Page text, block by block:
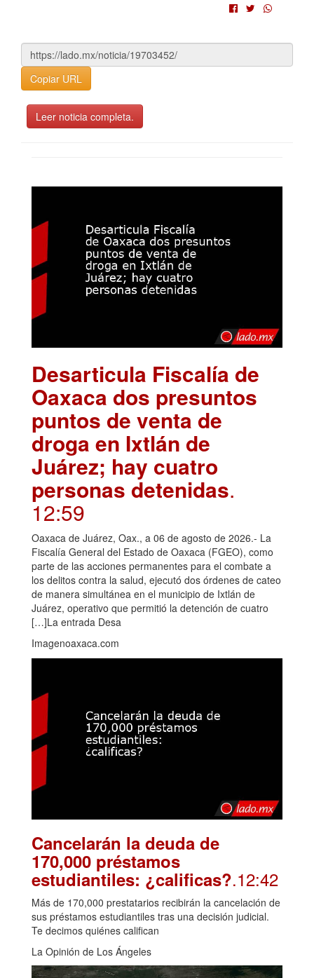
Copiar URL
Leer noticia completa.
Desarticula Fiscalía de
Oaxaca dos presuntos
puntos de venta de
droga en Ixtlán de
Juárez; hay cuatro
personas detenidas.
12:59
Oaxaca de Juárez, Oax., a 06 de agosto de 2026.- La
Fiscalía General del Estado de Oaxaca (FGEO), como
parte de las acciones permanentes para el combate a
los delitos contra la salud, ejecutó dos órdenes de cateo
de manera simultánea en el municipio de Ixtlán de
Juárez, operativo que permitió la detención de cuatro
[…]La entrada Desa
Imagenoaxaca.com
Cancelarán la deuda de
170,000 préstamos
estudiantiles: ¿calificas?.12:42
Más de 170,000 prestatarios recibirán la cancelación de
sus préstamos estudiantiles tras una decisión judicial.
Te decimos quiénes califican
La Opinión de Los Ángeles